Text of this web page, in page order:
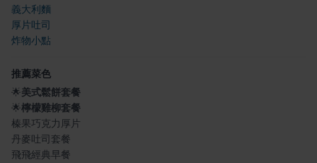
義大利麵
厚片吐司
炸物小點
推薦菜色
🌟美式鬆餅套餐
🌟檸檬雞柳套餐
榛果巧克力厚片
丹麥吐司套餐
飛飛經典早餐